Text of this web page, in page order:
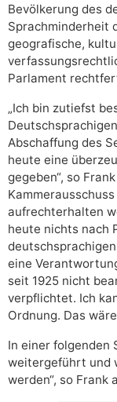
Bevölkerung des
Sprachminderheit
geografische,
Parlament
„Ich bin zutiefst
Abschaffung des
heute eine
gegeben“, so
aufrechterhalten
heute nichts nach
eine
seit 1925 nicht
verpflichtet. Ich
Ordnung. Das
In einer folgenden
weitergeführt und
werden“, so Frank